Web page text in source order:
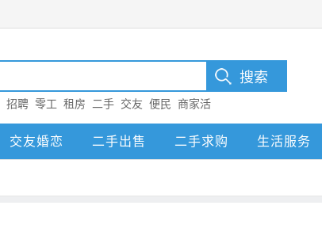
招聘 零工 租房 二手 交友 便民
商家活
交友婚恋 二手出售 二手求购 生活服务